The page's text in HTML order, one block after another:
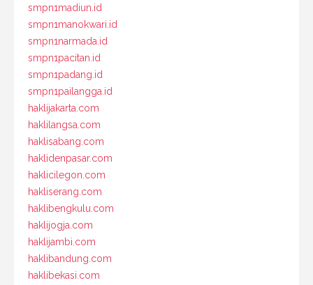
smpn1madiun.id
smpn1manokwari.id
smpn1narmada.id
smpn1pacitan.id
smpn1padang.id
smpn1pailangga.id
haklijakarta.com
haklilangsa.com
haklisabang.com
haklidenpasar.com
haklicilegon.com
hakliserang.com
haklibengkulu.com
haklijogja.com
haklijambi.com
haklibandung.com
haklibekasi.com